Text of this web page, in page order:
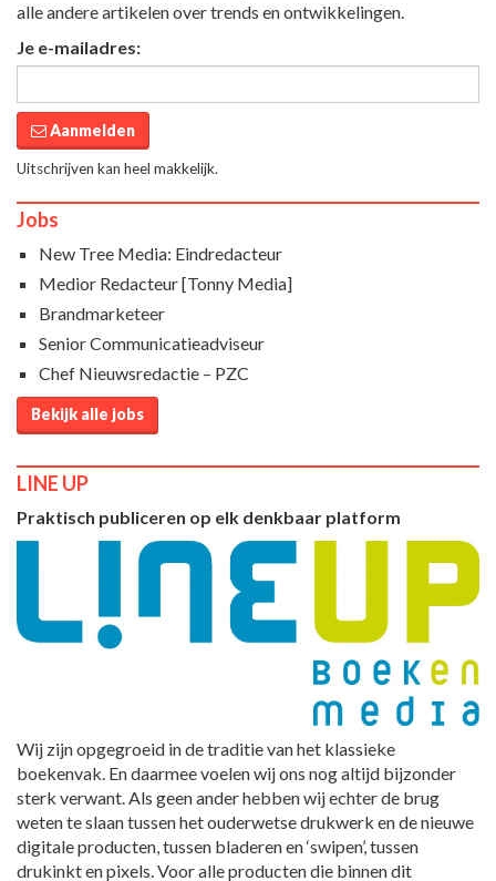
alle andere artikelen over trends en ontwikkelingen.
Je e-mailadres:
Aanmelden
Uitschrijven kan heel makkelijk.
Jobs
New Tree Media: Eindredacteur
Medior Redacteur [Tonny Media]
Brandmarketeer
Senior Communicatieadviseur
Chef Nieuwsredactie – PZC
Bekijk alle jobs
LINE UP
Praktisch publiceren op elk denkbaar platform
Wij zijn opgegroeid in de traditie van het klassieke
boekenvak. En daarmee voelen wij ons nog altijd bijzonder
sterk verwant. Als geen ander hebben wij echter de brug
weten te slaan tussen het ouderwetse drukwerk en de nieuwe
digitale producten, tussen bladeren en ‘swipen’, tussen
drukinkt en pixels. Voor alle producten die binnen dit